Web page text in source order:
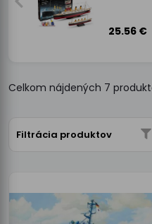
25.56 €
Celkom nájdených 7
Filtrácia produktov